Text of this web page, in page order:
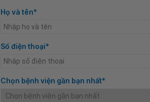
Họ và tên*
Số điện thoại*
Chọn bệnh viện gần bạn nhất*